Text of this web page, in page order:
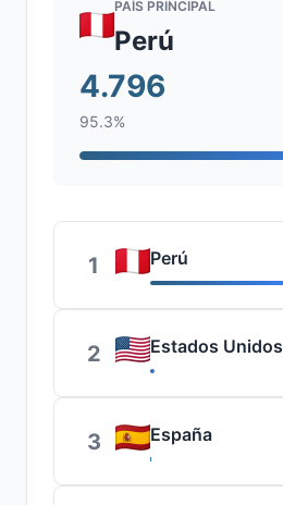
PAÍS PRINCIPAL
Perú
4.796
95.3%
1 Perú
2 Estados Unidos
3 España